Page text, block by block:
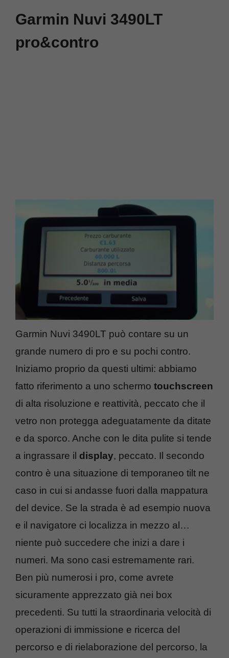
Garmin Nuvi 3490LT
pro&contro
Garmin Nuvi 3490LT può contare su un
grande numero di pro e su pochi contro.
Iniziamo proprio da questi ultimi: abbiamo
fatto riferimento a uno schermo touchscreen
di alta risoluzione e reattività, peccato che il
vetro non protegga adeguatamente da ditate
e da sporco. Anche con le dita pulite si tende
a ingrassare il display, peccato. Il secondo
contro è una situazione di temporaneo tilt ne
caso in cui si andasse fuori dalla mappatura
del device. Se la strada è ad esempio nuova
e il navigatore ci localizza in mezzo al…
niente può succedere che inizi a dare i
numeri. Ma sono casi estremamente rari.
Ben più numerosi i pro, come avrete
sicuramente apprezzato già nei box
precedenti. Su tutti la straordinaria velocità di
operazioni di immissione e ricerca del
percorso e di rielaborazione del percorso, la